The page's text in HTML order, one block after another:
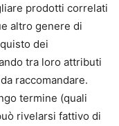
prodotti correlati
altro genere di
dei
tra loro attributi
raccomandare.
termine (quali
rivelarsi fattivo di